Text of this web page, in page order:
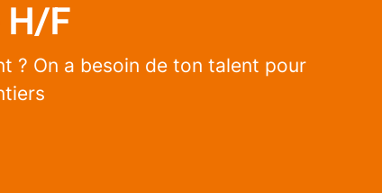
H/F
? On a besoin de ton talent pour